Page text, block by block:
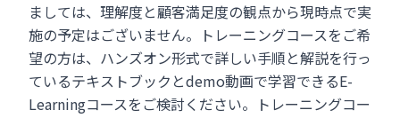
ましては、理解度と顧客満足度の観点から現時点で実
施の予定はございません。トレーニングコースをご希
望の方は、ハンズオン形式で詳しい手順と解説を行っ
ているテキストブックとdemo動画で学習できるE-
Learningコースをご検討ください。トレーニングコー